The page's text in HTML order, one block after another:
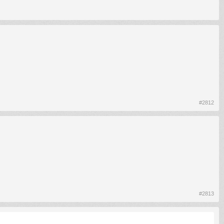
#2812
#2813